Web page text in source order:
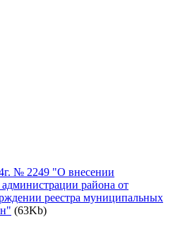
№ 2249 "О внесении
района от
реестра муниципальных
(63Kb)